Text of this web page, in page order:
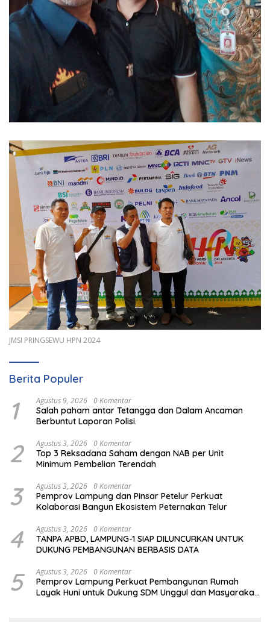
JMSI PRINGSEWU HPN 2024
Berita Populer
1 Agustus 9, 2026 0 Komentar
Salah paham antar Tetangga dan Dalam Ancaman
Berbuntut Laporan Polisi.
2 Agustus 3, 2026 0 Komentar
Top 3 Reksadana Saham dengan NAB per Unit
Minimum Pembelian Terendah
3 Agustus 3, 2026 0 Komentar
Pemprov Lampung dan Pinsar Petelur Perkuat
Kolaborasi Bangun Ekosistem Peternakan Telur
4 Agustus 3, 2026 0 Komentar
TANPA APBD, LAMPUNG-1 SIAP DILUNCURKAN UNTUK
DUKUNG PEMBANGUNAN BERBASIS DATA
5 Agustus 3, 2026 0 Komentar
Pemprov Lampung Perkuat Pembangunan Rumah
Layak Huni untuk Dukung SDM Unggul dan Masyarakat